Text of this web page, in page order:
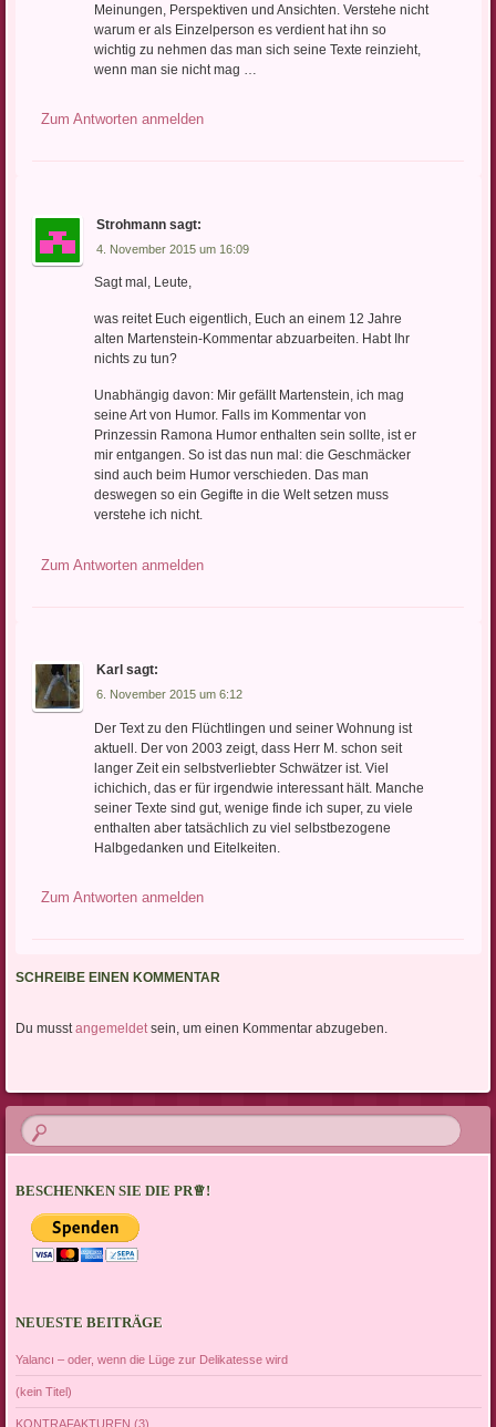
Meinungen, Perspektiven und Ansichten. Verstehe nicht
warum er als Einzelperson es verdient hat ihn so
wichtig zu nehmen das man sich seine Texte reinzieht,
wenn man sie nicht mag …
Zum Antworten anmelden
Strohmann sagt:
4. November 2015 um 16:09
Sagt mal, Leute,
was reitet Euch eigentlich, Euch an einem 12 Jahre
alten Martenstein-Kommentar abzuarbeiten. Habt Ihr
nichts zu tun?
Unabhängig davon: Mir gefällt Martenstein, ich mag
seine Art von Humor. Falls im Kommentar von
Prinzessin Ramona Humor enthalten sein sollte, ist er
mir entgangen. So ist das nun mal: die Geschmäcker
sind auch beim Humor verschieden. Das man
deswegen so ein Gegifte in die Welt setzen muss
verstehe ich nicht.
Zum Antworten anmelden
Karl sagt:
6. November 2015 um 6:12
Der Text zu den Flüchtlingen und seiner Wohnung ist
aktuell. Der von 2003 zeigt, dass Herr M. schon seit
langer Zeit ein selbstverliebter Schwätzer ist. Viel
ichichich, das er für irgendwie interessant hält. Manche
seiner Texte sind gut, wenige finde ich super, zu viele
enthalten aber tatsächlich zu viel selbstbezogene
Halbgedanken und Eitelkeiten.
Zum Antworten anmelden
SCHREIBE EINEN KOMMENTAR
Du musstangemeldetsein, um einen Kommentar abzugeben.
BESCHENKEN SIE DIE PR♕!
NEUESTE BEITRÄGE
Yalancı – oder, wenn die Lüge zur Delikatesse wird
(kein Titel)
KONTRAFAKTUREN (3)